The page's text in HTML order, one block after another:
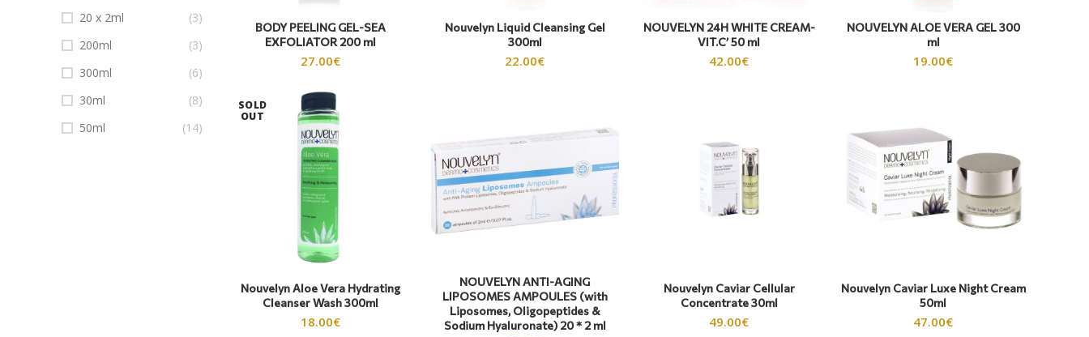
20 x 2ml
(3)
200ml
(3)
300ml
(6)
30ml
(8)
50ml
(14)
BODY PEELING GEL-SEA
EXFOLIATOR 200 ml
27.00€
Nouvelyn Liquid Cleansing Gel
300ml
22.00€
NOUVELYN 24H WHITE CREAM-
VIT.C’ 50 ml
42.00€
NOUVELYN ALOE VERA GEL 300
ml
19.00€
SOLD
OUT
Nouvelyn Aloe Vera Hydrating
Cleanser Wash 300ml
18.00€
NOUVELYN ANTI-AGING
LIPOSOMES AMPOULES (with
Liposomes, Oligopeptides &
Sodium Hyaluronate) 20 * 2 ml
Nouvelyn Caviar Cellular
Concentrate 30ml
49.00€
Nouvelyn Caviar Luxe Night Cream
50ml
47.00€